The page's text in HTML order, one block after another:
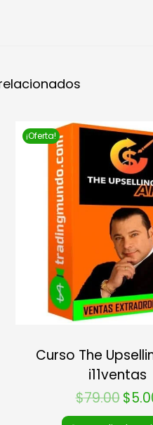
¡Oferta!
Curso The
i11ventas
$79.00 $